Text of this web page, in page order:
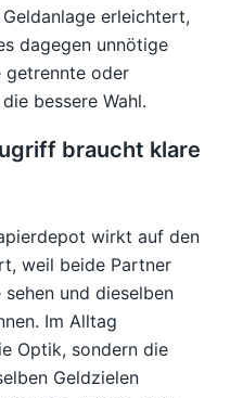
erleichtert,
dagegen unnötige
getrennte oder
bessere Wahl.
braucht klare
wirkt auf den
weil beide Partner
und dieselben
Im Alltag
Optik, sondern die
Geldzielen